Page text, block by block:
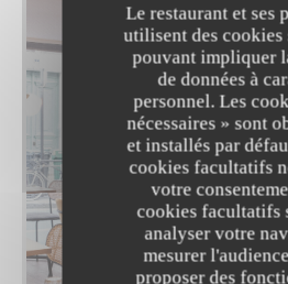
Le restaurant et ses
utilisent des cookies
pouvant impliquer
de données à
personnel. Les
nécessaires » sont
et installés par
cookies facultatifs
votre
cookies facultatifs
analyser votre
mesurer
proposer des